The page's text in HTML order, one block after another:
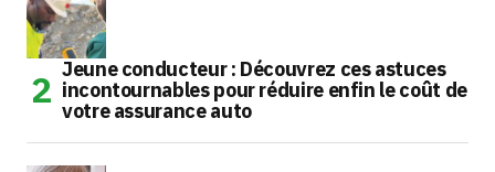
Jeune conducteur : Découvrez ces astuces
incontournables pour réduire enfin le coût de
votre assurance auto